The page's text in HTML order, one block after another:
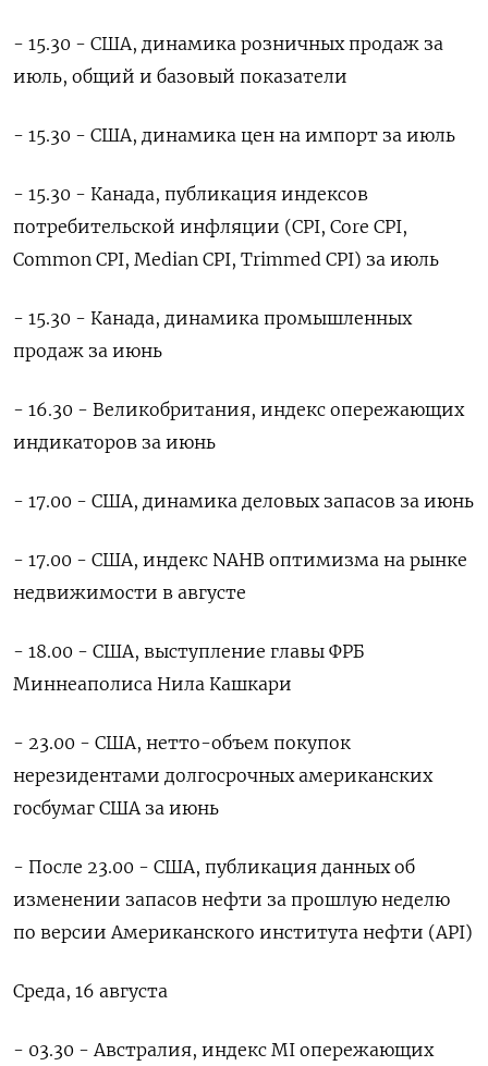
- 15.30 - США, динамика розничных продаж за
июль, общий и базовый показатели
- 15.30 - США, динамика цен на импорт за июль
- 15.30 - Канада, публикация индексов
потребительской инфляции (CPI, Core CPI,
Common CPI, Median CPI, Trimmed CPI) за июль
- 15.30 - Канада, динамика промышленных
продаж за июнь
- 16.30 - Великобритания, индекс опережающих
индикаторов за июнь
- 17.00 - США, динамика деловых запасов за июнь
- 17.00 - США, индекс NAHB оптимизма на рынке
недвижимости в августе
- 18.00 - США, выступление главы ФРБ
Миннеаполиса Нила Кашкари
- 23.00 - США, нетто-объем покупок
нерезидентами долгосрочных американских
госбумаг США за июнь
- После 23.00 - США, публикация данных об
изменении запасов нефти за прошлую неделю
по версии Американского института нефти (API)
Среда, 16 августа
- 03.30 - Австралия, индекс MI опережающих